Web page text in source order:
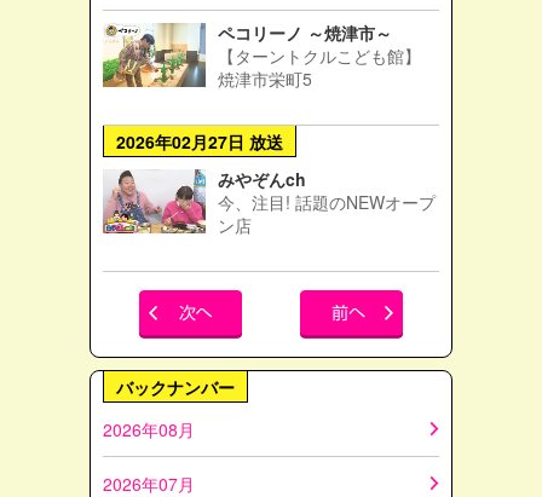
ペコリーノ ～焼津市～
【ターントクルこども館】
焼津市栄町5
2026年02月27日 放送
みやぞんch
今、注目! 話題のNEWオープ
ン店
バックナンバー
2026年08月
2026年07月